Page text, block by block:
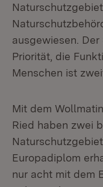
ausgewiesen.
Priorität, die
Menschen ist
Mit dem
Ried haben zwei
Europadiplom
nur acht mit dem